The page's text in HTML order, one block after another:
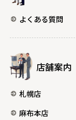
よくある質問
店舗案内
札幌店
麻布本店